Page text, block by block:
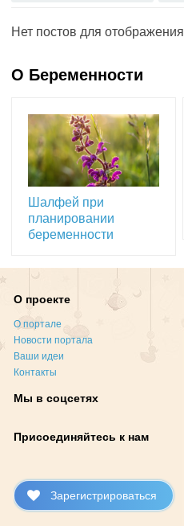
Нет постов для отображения
О Беременности
Шалфей при
планировании
беременности
О проекте
О портале
Новости портала
Ваши идеи
Контакты
Мы в соцсетях
Присоединяйтесь к нам
Зарегистрироваться